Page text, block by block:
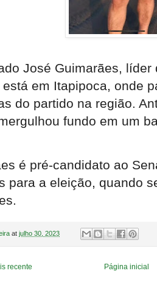
José Guimarães, líder
está em Itapipoca, onde
do partido na região.
fundo em um
é pré-candidato ao
para a eleição, quando
at julho 30, 2023
recente Página inicial